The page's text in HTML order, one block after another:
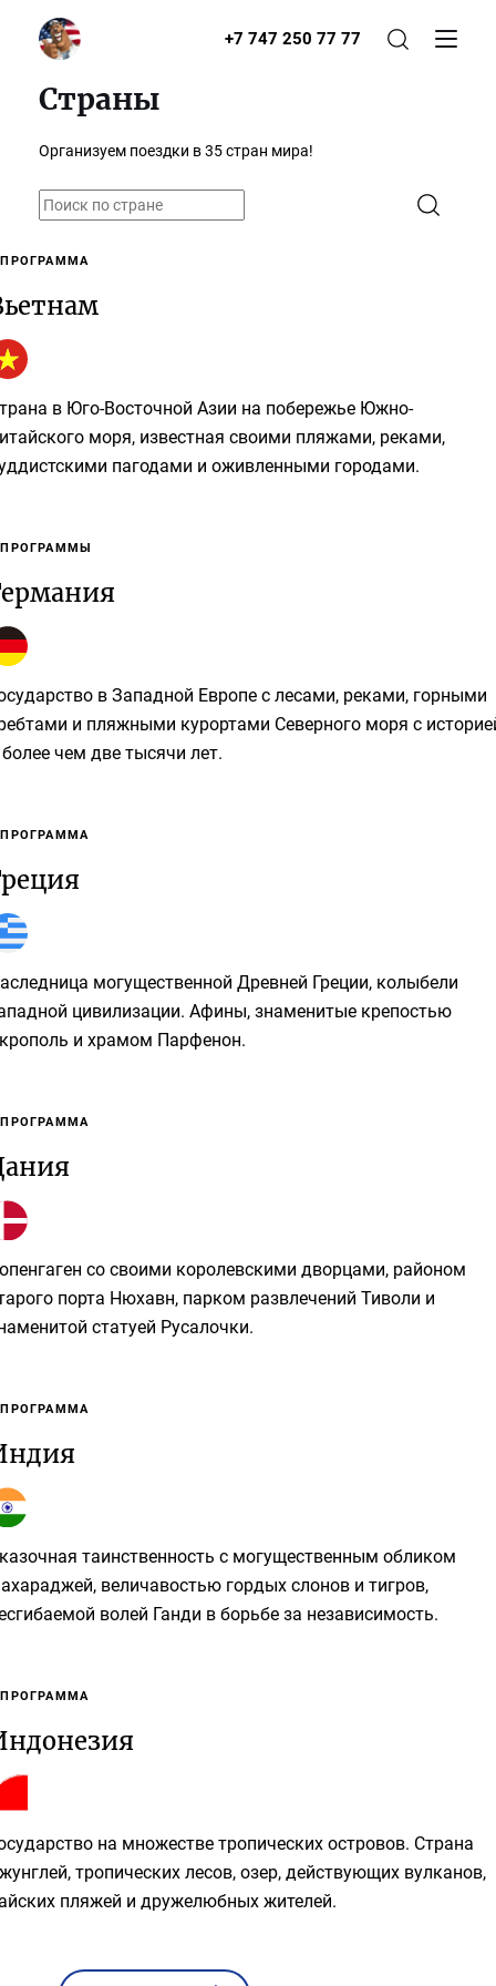
+7 747 250 77 77
Страны
Организуем поездки в 35 стран мира!
ПРОГРАММА
в Юго-Восточной Азии на побережье Южно-
моря, известная своими пляжами, реками,
пагодами и оживленными городами.
ПРОГРАММЫ
в Западной Европе с лесами, реками, горными
и пляжными курортами Северного моря с
чем две тысячи лет.
ПРОГРАММА
могущественной Древней Греции, колыбели
цивилизации. Афины, знаменитые крепостью
и храмом Парфенон.
ПРОГРАММА
со своими королевскими дворцами, районом
порта Нюхавн, парком развлечений Тиволи и
статуей Русалочки.
ПРОГРАММА
таинственность с могущественным обликом
величавостью гордых слонов и тигров,
волей Ганди в борьбе за независимость.
ПРОГРАММА
на множестве тропических островов. Страна
тропических лесов, озер, действующих вулканов,
пляжей и дружелюбных жителей.